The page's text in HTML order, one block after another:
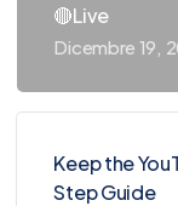
🔴Live
Dicembre 19,
Keep the
Step Guide